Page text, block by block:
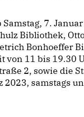
Samstag, 7.
Bibliothek,
Bonhoeffer
von 11 bis 19.30
2, sowie die
2023, samstags